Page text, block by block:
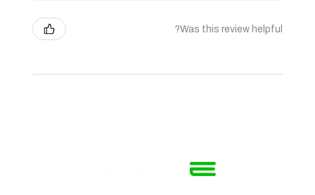
Was this review helpful?